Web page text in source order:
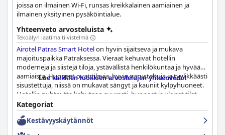
joissa on ilmainen Wi-Fi, runsas kreikkalainen aamiainen ja
ilmainen yksityinen pysäköintialue.
Yhteenveto arvosteluista
Tekoälyn laatima tiivistelmä
Airotel Patras Smart Hotelon hyvin sijaitseva ja mukava
majoituspaikka Patraksessa. Vieraat kehuivat hotellin
moderneja ja siistejä tiloja, ystävällistä henkilökuntaa ja hyvää
aamiaista. Huoneet ovat tilavia, hyvin varusteltuja ja tyylikkäästi
sisustettuja, niissä on mukavat sängyt ja kauniit kylpyhuoneet.
Hotellin puhtautta kehutaan suuresti, huoneet ja yleiset tilat
ovat tahrattomia. Henkilökunta on avuliasta, ammattitaitoista
ja aina ystävällinen hymy huulillaan. Hotellin sijainti on
lyömätön, aivan vaikuttavan Pyhän Andreaan katedraalin
vieressä ja kävelymatkan päässä vilkkaalta Riga Ferreou -
Lue kaikkien luokkien arvostelujen yhteenvedot
Kategoriat
Kestävyyskäytännöt